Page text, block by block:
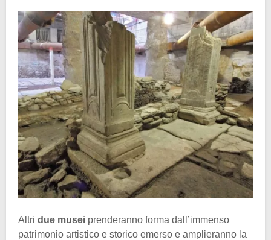
Altri due musei prenderanno forma dall’immenso
patrimonio artistico e storico emerso e amplieranno la